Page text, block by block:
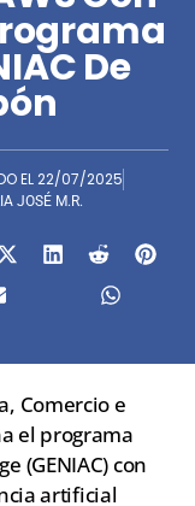
De
EL22/07/2025
JOSÉ M.R.
Comercio e
el programa
(GENIAC) con
artificial